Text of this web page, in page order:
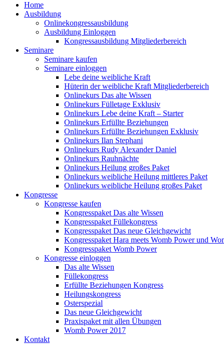
Home
Ausbildung
Onlinekongressausbildung
Ausbildung Einloggen
Kongressausbildung Mitgliederbereich
Seminare
Seminare kaufen
Seminare einloggen
Lebe deine weibliche Kraft
Hüterin der weibliche Kraft Mitgliederbereich
Onlinekurs Das alte Wissen
Onlinekurs Fülletage Exklusiv
Onlinekurs Lebe deine Kraft – Starter
Onlinekurs Erfüllte Beziehungen
Onlinekurs Erfüllte Beziehungen Exklusiv
Onlinekurs Ilan Stephani
Onlinekurs Rudy Alexander Daniel
Onlinekurs Rauhnächte
Onlinekurs Heilung großes Paket
Onlinekurs weibliche Heilung mittleres Paket
Onlinekurs weibliche Heilung großes Paket
Kongresse
Kongresse kaufen
Kongresspaket Das alte Wissen
Kongresspaket Füllekongress
Kongresspaket Das neue Gleichgewicht
Kongresspaket Hara meets Womb Power und
Kongresspaket Womb Power
Kongresse einloggen
Das alte Wissen
Füllekongress
Erfüllte Beziehungen Kongress
Heilungskongress
Osterspezial
Das neue Gleichgewicht
Praxispaket mit allen Übungen
Womb Power 2017
Kontakt